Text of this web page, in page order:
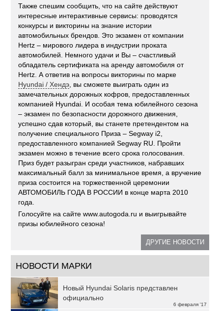
Также спешим сообщить, что на сайте действуют
интересные интерактивные сервисы: проводятся
конкурсы и викторины на знание истории
автомобильных брендов. Это экзамен от компании
Hertz – мирового лидера в индустрии проката
автомобилей. Немного удачи и Вы – счастливый
обладатель сертификата на аренду автомобиля от
Hertz. А ответив на вопросы викторины по марке
Hyundai / Хендэ, вы сможете выиграть один из
замечательных дорожных кофров, предоставленных
компанией Hyundai. И особая тема юбилейного сезона
– экзамен по безопасности дорожного движения,
успешно сдав который, вы станете претендентом на
получение специального Приза – Segway i2,
предоставленного компанией Segway RU. Пройти
экзамен можно в течение всего срока голосования.
Приз будет разыгран среди участников, набравших
максимальный балл за минимальное время, а вручение
приза состоится на торжественной церемонии
АВТОМОБИЛЬ ГОДА В РОССИИ в конце марта 2010
года.
Голосуйте на сайте www.autogoda.ru и выигрывайте
призы юбилейного сезона!
ДРУГИЕ НОВОСТИ
НОВОСТИ МАРКИ
6 февраля '17
Новый Hyundai Solaris представлен
официально